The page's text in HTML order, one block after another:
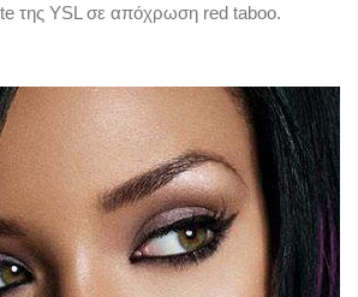
της YSL σε απόχρωση red taboo.